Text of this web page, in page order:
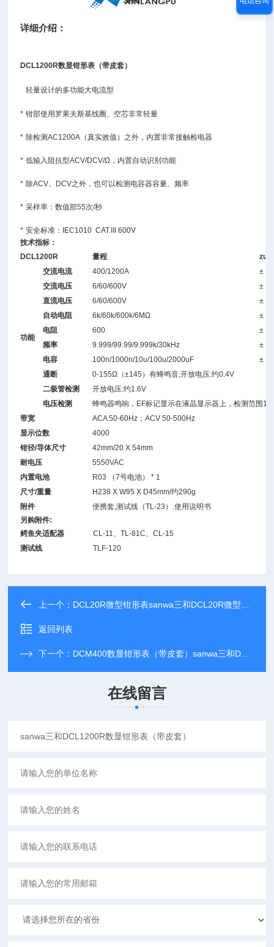
详细介绍：
DCL1200R数显钳形表（带皮套）
轻量设计的多功能大电流型
* 钳部使用罗果夫斯基线圈、空芯非常轻量
* 除检测AC1200A（真实效值）之外，内置非常接触检电器
* 低输入阻抗型ACV/DCV/Ω，内置自动识别功能
* 除ACV、DCV之外，也可以检测电容器容量、频率
* 采样率：数值部55次/秒
* 安全标准：IEC1010 CAT.III 600V
技术指标：
DCL1200R
量程 zui
功能
交流电流 400/1200A
±（
交流电压
6/60/600V
±（
直流电压
6/60/600V
±（
自动电阻
6k/60k/600k/6MΩ
±（
电阻
600
±（
频率
9.999/99.99/9.999k/30kHz
±（
电容
100n/1000n/10u/100u/2000uF
±（
通断
0-155Ω（±145）有蜂鸣音,开放电压:约0.4V
二极管检测
开放电压:约1.6V
电压检测
蜂鸣器鸣响，EF标记显示在液晶显示器上，检测范围
带宽
ACA 50-60Hz；ACV 50-500Hz
显示位数
4000
钳径/导体尺寸
42mm/20 X 54mm
耐电压
5550VAC
内置电池
R03 （7号电池） * 1
尺寸/重量
H238 X W95 X D45mm/约290g
附件
便携套,测试线（TL-23）.使用说明书
另购附件:
鳄鱼夹适配器
CL-11、TL-81C、CL-15
测试线
TLF-120
上一个： DCL20R微型钳形表sanwa三和DCL20R微型钳形表
返回列表
下一个： DCM400数显钳形表（带皮套）sanwa三和DCM400数显钳形表（带皮套）
在线留言